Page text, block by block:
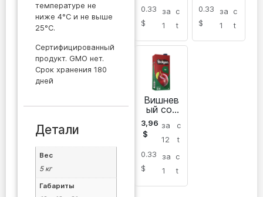
температуре не
ниже 4°C и не выше
25°C.
Сертифицированный
продукт. GMO нет.
Срок хранения 180
дней
Детали
Вес
5 кг
Габариты
0.33
$
за
1
c
t
0.33
$
за
1
c
t
Вишнев
ый сок
Yedigen
3,96
$
за
12
c
t
0.33
$
за
1
c
t